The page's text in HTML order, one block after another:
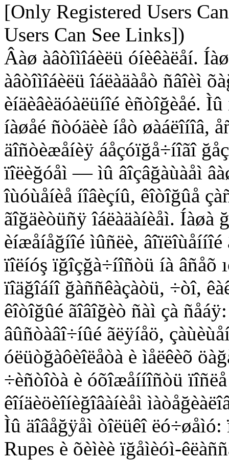
[Only Registered Users
Users Can See Links])
Âàø àâòîìîáèëü óíèêàëåí.
àâòîìîáèëü îáëàäàåò ñâîèì
èíäèâèäóàëüíîé èñòîğèåé.
íàøåé ñòóäèè íåò øàáëîíîâ,
äîñòèæåíèÿ áåçóïğå÷íîãî
ïîëèğóåì — ìû âîçâğàùàåì
îùóùåíèå íîâèçíû, êîòîğûå
ãîğäèòüñÿ îáëàäàíèåì. Íàøà
èíæåíåğíîé ìûñëè, âîïëîùåííîé
ïîëíóş ïğîçğà÷íîñòü íà âñåõ
ïîäğîáíî ğàññêàçàòü, ÷òî,
êîòîğûé ãîâîğèò ñàì çà
âûñòàâî÷íûé ãëÿíåö,
óëüòğàôèîëåòà è ìåëêèõ
÷èñòîòà è óõîæåííîñòü
êîíäèöèîíèğîâàíèåì
Ìû äîâåğÿåì òîëüêî
Rupes è õèìèè ïğåìèóì-